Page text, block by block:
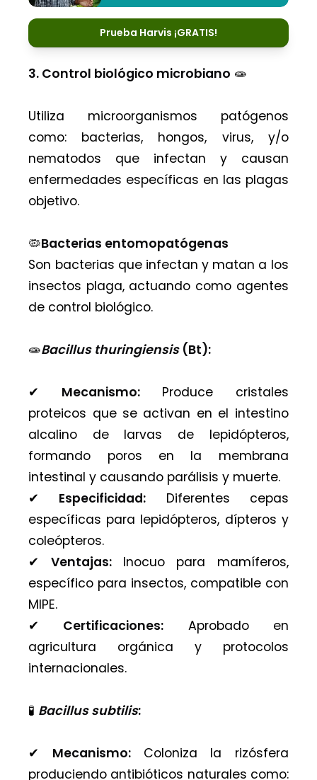
Prueba Harvis ¡GRATIS!
3. Control biológico microbiano 🧫
Utiliza microorganismos patógenos
como: bacterias, hongos, virus, y/o
nematodos que infectan y causan
enfermedades específicas en las plagas
objetivo.
🦠Bacterias entomopatógenas
Son bacterias que infectan y matan a los
insectos plaga, actuando como agentes
de control biológico.
🧫Bacillus thuringiensis(Bt):
✔︎ Mecanismo:Produce cristales
proteicos que se activan en el intestino
alcalino de larvas de lepidópteros,
formando poros en la membrana
intestinal y causando parálisis y muerte.
✔︎ Especificidad: Diferentes cepas
específicas para lepidópteros, dípteros y
coleópteros.
✔︎ Ventajas:Inocuo para mamíferos,
específico para insectos, compatible con
MIPE.
✔︎ Certificaciones: Aprobado en
agricultura orgánica y protocolos
internacionales.
🧪 Bacillus subtilis:
✔︎ Mecanismo:Coloniza la rizósfera
produciendo antibióticos naturales como: